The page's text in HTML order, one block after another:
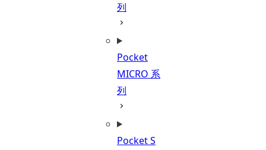
列
Pocket
MICRO 系
列
Pocket S